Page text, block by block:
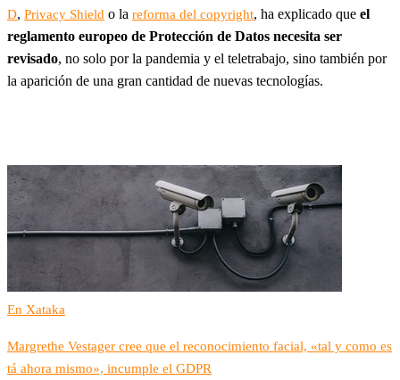
D, Privacy Shield o la reforma del copyright, ha explicado que el
reglamento europeo de Protección de Datos necesita ser
revisado, no solo por la pandemia y el teletrabajo, sino también por
la aparición de una gran cantidad de nuevas tecnologías.
En Xataka
Margrethe Vestager cree que el reconocimiento facial, «tal y como es
tá ahora mismo», incumple el GDPR